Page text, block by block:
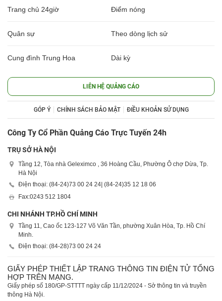
Trang chủ 24giờ Điểm nóng
Quân sự Theo dòng lịch sử
Cung đình Trung Hoa Dài kỳ
LIÊN HỆ QUẢNG CÁO
GÓP Ý CHÍNH SÁCH BẢO MẬT ĐIỀU KHOẢN SỬ DỤNG
Công Ty Cổ Phần Quảng Cáo Trực Tuyến 24h
TRỤ SỞ HÀ NỘI
Tầng 12, Tòa nhà Geleximco , 36 Hoàng Cầu, Phường Ô chợ Dừa, Tp.
Hà Nội
Điện thoại: (84-24)73 00 24 24 | (84-24)35 12 18 06
Fax:0243 512 1804
CHI NHÁNH TP.HỒ CHÍ MINH
Tầng 11, Cao ốc 123-127 Võ Văn Tần, phường Xuân Hòa, Tp. Hồ Chí
Minh.
Điện thoại: (84-28)73 00 24 24
GIẤY PHÉP THIẾT LẬP TRANG THÔNG TIN ĐIỆN TỬ TỔNG
HỢP TRÊN MẠNG.
Giấy phép số 180/GP-STTTT ngày cấp 11/12/2024 - Sở thông tin và truyền
thông Hà Nội.